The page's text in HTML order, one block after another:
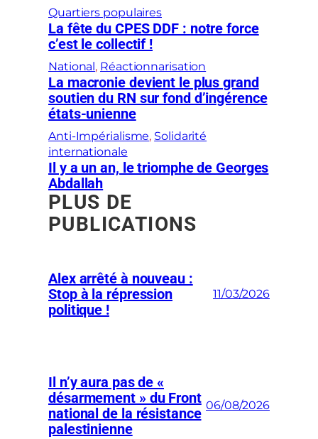
Quartiers populaires
La fête du CPES DDF : notre force
c’est le collectif !
National , Réactionnarisation
La macronie devient le plus grand
soutien du RN sur fond d’ingérence
états-unienne
Anti-Impérialisme, Solidarité
internationale
Il y a un an, le triomphe de Georges
Abdallah
PLUS DE
PUBLICATIONS
Alex arrêté à nouveau :
Stop à la répression
politique !
11/03/2026
Il n’y aura pas de «
désarmement » du Front
national de la résistance
palestinienne
06/08/2026